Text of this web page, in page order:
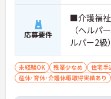
応募要件
■介護福
（ヘルパ
ルパー2級）
未経験OK 残業少なめ 住宅手
産休･育休･介護休暇取得実績あり